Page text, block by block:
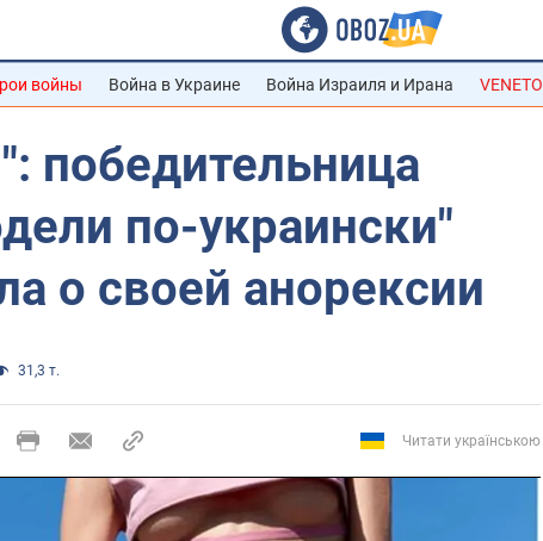
войны Война в Украине Война Израиля и Ирана VENETO
победительница
по-украински"
о своей анорексии
31,3 т.
Читати українською